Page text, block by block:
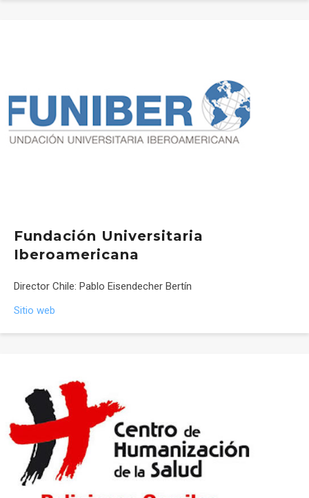
Fundación Universitaria
Iberoamericana
Director Chile: Pablo Eisendecher Bertín
Sitio web